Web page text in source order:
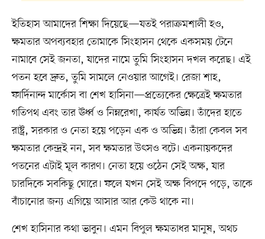
ইতিহাস আমাদের শিক্ষা দিয়েছে—যতই পরাক্রমশালী হও,
ক্ষমতার অপব্যবহার তোমাকে সিংহাসন থেকে একসময় টেনে
নামাবে সেই জনতা, যাদের নামে তুমি সিংহাসন দখল করেছ। এই
পতন হবে দ্রুত, তুমি সামলে নেওয়ার আগেই। রেজা শাহ,
ফার্দিনান্দ মার্কোস বা শেখ হাসিনা—প্রত্যেকের ক্ষেত্রেই ক্ষমতার
গতিপথ এবং তার ঊর্ধ্ব ও নিম্নরেখা, কার্যত অভিন্ন। তাঁদের হাতে
রাষ্ট্র, সরকার ও নেতা হয়ে পড়েন এক ও অভিন্ন। তাঁরা কেবল সব
ক্ষমতার কেন্দ্রই নন, সব ক্ষমতার উৎসও বটে। একনায়কদের
পতনের এটাই মূল কারণ। নেতা হয়ে ওঠেন সেই অক্ষ, যার
চারদিকে সবকিছু ঘোরে। ফলে যখন সেই অক্ষ বিপদে পড়ে, তাকে
বাঁচানোর জন্য এগিয়ে আসার আর কেউ থাকে না।
শেখ হাসিনার কথা ভাবুন। এমন বিপুল ক্ষমতাধর মানুষ, অথচ